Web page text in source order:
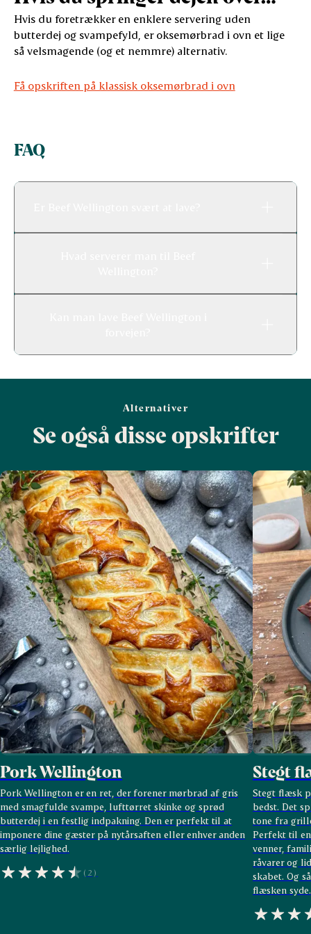
Hvis du foretrækker en enklere servering uden
butterdej og svampefyld, er oksemørbrad i ovn et lige
så velsmagende (og et nemmre) alternativ.
Få opskriften på klassisk oksemørbrad i ovn
FAQ
Alternativer
Se også disse opskrifter
Pork Wellington
Pork Wellington er en ret, der forener mørbrad af gris
med smagfulde svampe, lufttørret skinke og sprød
butterdej i en festlig indpakning. Den er perfekt til at
imponere dine gæster på nytårsaften eller enhver anden
særlig lejlighed.
(2)
Stegt
Stegt flæsk
bedst. Det
tone fra
Perfekt til
venner,
råvarer og
skabet. Og
flæsken syde.